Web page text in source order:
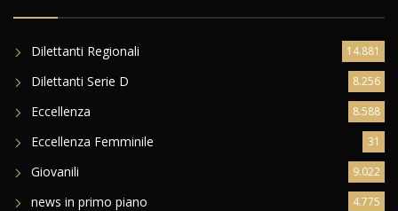
Dilettanti Regionali 14.881
Dilettanti Serie D 8.256
Eccellenza 8.588
Eccellenza Femminile 31
Giovanili 9.022
news in primo piano 4.775